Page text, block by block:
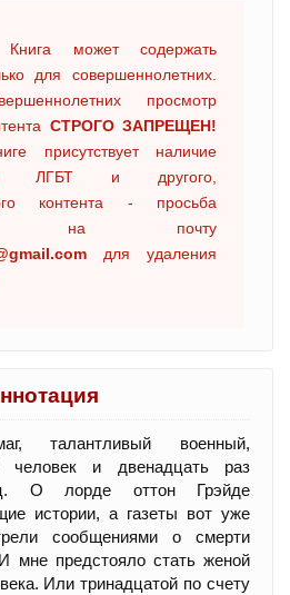
Книга может содержать
для совершеннолетних.
просмотр
СТРОГО ЗАПРЕЩЕН!
присутствует наличие
ЛГБТ и другого,
контента - просьба
на почту
для удаления
талантливый военный,
человек и двенадцать раз
О лорде оттон Грэйде
истории, а газеты вот уже
сообщениями о смерти
мне предстояло стать женой
Или тринадцатой по счету